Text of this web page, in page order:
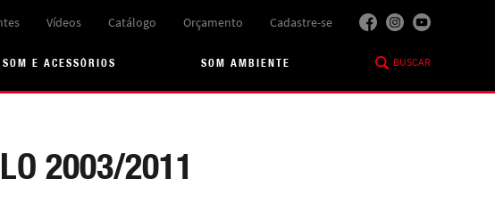
Vídeos Catálogo Orçamento Cadastre-se
SOM E ACESSÓRIOS SOM AMBIENTE BUSCAR
2003/2011